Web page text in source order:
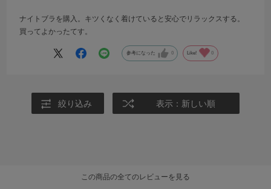
ナイトブラを購入。キツくなく着けていると安心でリラックスする。
買ってよかったてす。
参考になった 0 Like! 0
絞り込み 表示：新しい順
この商品の全てのレビューを見る